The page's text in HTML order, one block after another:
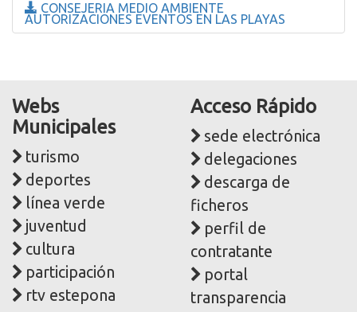
CONSEJERIA MEDIO AMBIENTE
AUTORIZACIONES EVENTOS EN LAS PLAYAS
Webs
Municipales
turismo
deportes
línea verde
juventud
cultura
participación
rtv estepona
Acceso Rápido
sede electrónica
delegaciones
descarga de
ficheros
perfil de
contratante
portal
transparencia